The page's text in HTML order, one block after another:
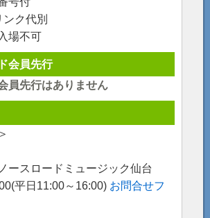
ンク代別
場不可
会員先行
員先行はありません
ースロードミュージック仙台
平日11:00～16:00) お問合せフ